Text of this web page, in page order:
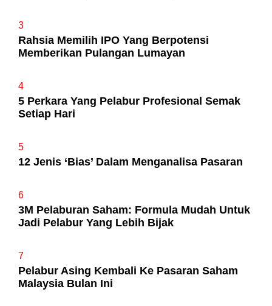
3
Rahsia Memilih IPO Yang Berpotensi
Memberikan Pulangan Lumayan
4
5 Perkara Yang Pelabur Profesional Semak
Setiap Hari
5
12 Jenis ‘Bias’ Dalam Menganalisa Pasaran
6
3M Pelaburan Saham: Formula Mudah Untuk
Jadi Pelabur Yang Lebih Bijak
7
Pelabur Asing Kembali Ke Pasaran Saham
Malaysia Bulan Ini